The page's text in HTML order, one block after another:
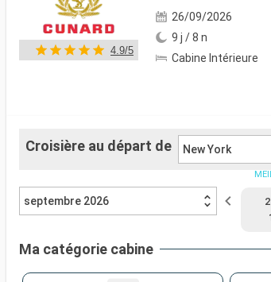
4.9/5
26/09/2026
9 j / 8 n
Cabine Intérieure
Croisière au départ de New York
septembre 2026
Ma catégorie cabine